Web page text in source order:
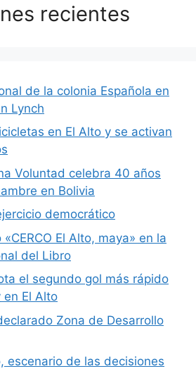
recientes
de la colonia Española en
Lynch
en El Alto y se activan
Voluntad celebra 40 años
en Bolivia
democrático
El Alto, maya» en la
del Libro
el segundo gol más rápido
en El Alto
Zona de Desarrollo
escenario de las decisiones